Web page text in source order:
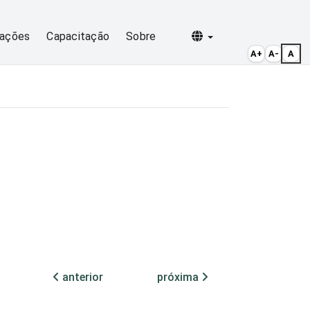
Capacitação Sobre Selecionar idioma
anterior
próxima
A+ A- A